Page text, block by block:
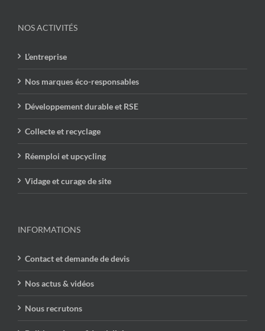
NOS ACTIVITÉS
L’entreprise
Nos marques éco-responsables
Développement durable et RSE
Collecte et recyclage
Réemploi et upcycling
Vidage et curage de site
INFORMATIONS
Contact et demande de devis
Nos actus & vidéos
Nous recrutons